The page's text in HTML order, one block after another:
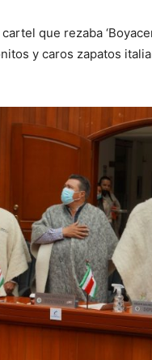
que rezaba
y caros zapatos